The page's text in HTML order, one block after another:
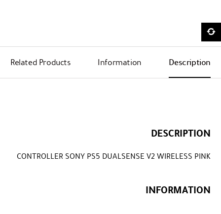
Description
Information
Related Products
DESCRIPTION
CONTROLLER SONY PS5 DUALSENSE V2 WIRELESS PINK
INFORMATION